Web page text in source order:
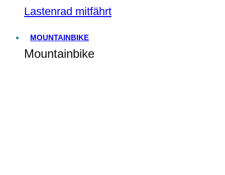
Lastenrad mitfährt
MOUNTAINBIKE
Mountainbike